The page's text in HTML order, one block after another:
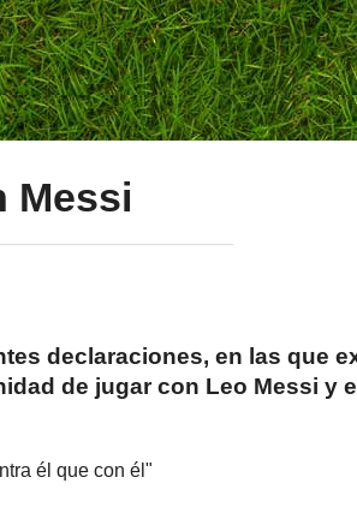
Messi
declaraciones, en las que
de jugar con Leo Messi y